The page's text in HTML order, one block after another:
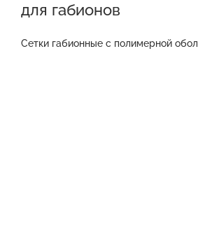
для габионов
Сетки габионные с полимерной